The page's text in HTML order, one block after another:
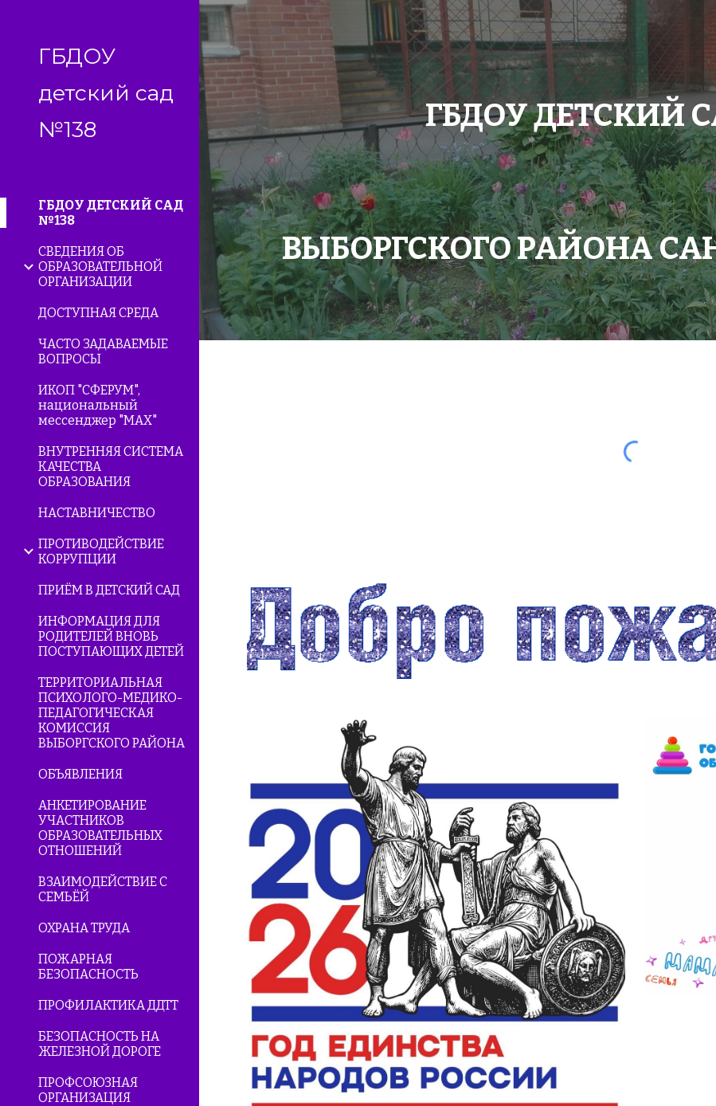
Skip to main content Skip to
ГБДОУ
детский сад
№138
ГБДОУ ДЕТСКИЙ САД
№138
СВЕДЕНИЯ ОБ
ОБРАЗОВАТЕЛЬНОЙ
ОРГАНИЗАЦИИ
ДОСТУПНАЯ СРЕДА
ЧАСТО ЗАДАВАЕМЫЕ
ВОПРОСЫ
ИКОП "СФЕРУМ",
национальный
мессенджер "МАХ"
ВНУТРЕННЯЯ СИСТЕМА
КАЧЕСТВА
ОБРАЗОВАНИЯ
НАСТАВНИЧЕСТВО
ПРОТИВОДЕЙСТВИЕ
КОРРУПЦИИ
ПРИЁМ В ДЕТСКИЙ САД
ИНФОРМАЦИЯ ДЛЯ
РОДИТЕЛЕЙ ВНОВЬ
ПОСТУПАЮЩИХ ДЕТЕЙ
ТЕРРИТОРИАЛЬНАЯ
ПСИХОЛОГО-МЕДИКО-
ПЕДАГОГИЧЕСКАЯ
КОМИССИЯ
ВЫБОРГСКОГО РАЙОНА
ОБЪЯВЛЕНИЯ
АНКЕТИРОВАНИЕ
УЧАСТНИКОВ
ОБРАЗОВАТЕЛЬНЫХ
ОТНОШЕНИЙ
ВЗАИМОДЕЙСТВИЕ С
СЕМЬЁЙ
ОХРАНА ТРУДА
ПОЖАРНАЯ
БЕЗОПАСНОСТЬ
ПРОФИЛАКТИКА ДДТТ
БЕЗОПАСНОСТЬ НА
ЖЕЛЕЗНОЙ ДОРОГЕ
ПРОФСОЮЗНАЯ
ОРГАНИЗАЦИЯ
ГБДОУ ДЕТСКИЙ
ВЫБОРГСКОГО РАЙОНА